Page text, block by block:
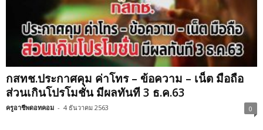
กสทช.ประกาศคุม ค่าโทร – ข้อความ – เน็ต มือถือ
ส่วนเกินโปรโมชั่น มีผลทันที 3 ธ.ค.63
ครูอาชีพดอทคอม - 4 ธันวาคม 2563 0